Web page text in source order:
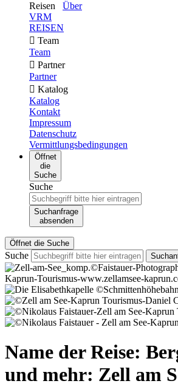
Reisen
Über
VRM
REISEN
 Team
Team
 Partner
Partner
 Katalog
Katalog
Kontakt
Impressum
Datenschutz
Vermittlungsbedingungen
Öffnet
die
Suche
Suche
Suchanfrage
absenden
Öffnet die Suche
Suche
Name der Reise:
und mehr: Zell am